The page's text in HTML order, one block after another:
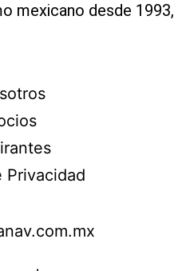
mexicano desde 1993,
Privacidad